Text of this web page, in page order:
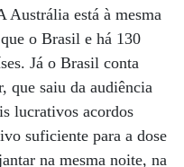
Austrália está à mesma
o Brasil e há 130
Já o Brasil conta
que saiu da audiência
lucrativos acordos
suficiente para a dose
na mesma noite, na